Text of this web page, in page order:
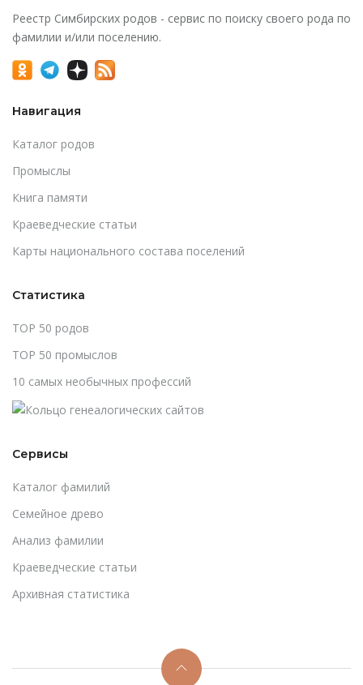
Реестр Симбирских родов - сервис по поиску своего рода по
фамилии и/или поселению.
Навигация
Каталог родов
Промыслы
Книга памяти
Краеведческие статьи
Карты национального состава поселений
Статистика
TOP 50 родов
TOP 50 промыслов
10 самых необычных профессий
Сервисы
Каталог фамилий
Cемейное древо
Анализ фамилии
Краеведческие статьи
Архивная статистика